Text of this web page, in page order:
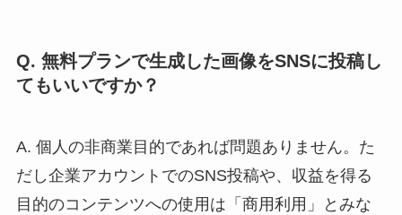
Q. 無料プランで生成した画像をSNSに投稿し
てもいいですか？
A. 個人の非商業目的であれば問題ありません。た
だし企業アカウントでのSNS投稿や、収益を得る
目的のコンテンツへの使用は「商用利用」とみな